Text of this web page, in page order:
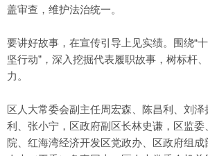
盖审查，维护法治统一。
要讲好故事，在宣传引导上见实绩。围绕“
坚行动”，深入挖掘代表履职故事，树标杆
力。
区人大常委会副主任周宏森、陈昌利、刘泽
利、张小宁，区政府副区长林史谦，区监委
院、红海湾经济开发区党政办、区政府组成